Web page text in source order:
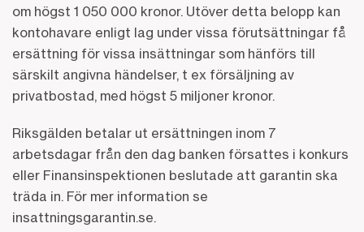
om högst 1 050 000 kronor. Utöver detta belopp kan
kontohavare enligt lag under vissa förutsättningar få
ersättning för vissa insättningar som hänförs till
särskilt angivna händelser, t ex försäljning av
privatbostad, med högst 5 miljoner kronor.
Riksgälden betalar ut ersättningen inom 7
arbetsdagar från den dag banken försattes i konkurs
eller Finansinspektionen beslutade att garantin ska
träda in. För mer information se
insattningsgarantin.se.